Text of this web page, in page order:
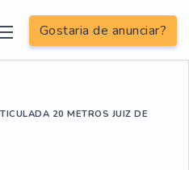
Gostaria de anunciar?
20 METROS JUIZ DE